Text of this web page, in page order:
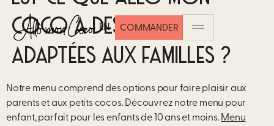
EN COMMANDER
COCO A DES OPTIONS
ADAPTÉES AUX FAMILLES ?
Notre menu comprend des options pour faire plaisir aux
parents et aux petits cocos. Découvrez notre menu pour
enfant, parfait pour les enfants de 10 ans et moins. Menu